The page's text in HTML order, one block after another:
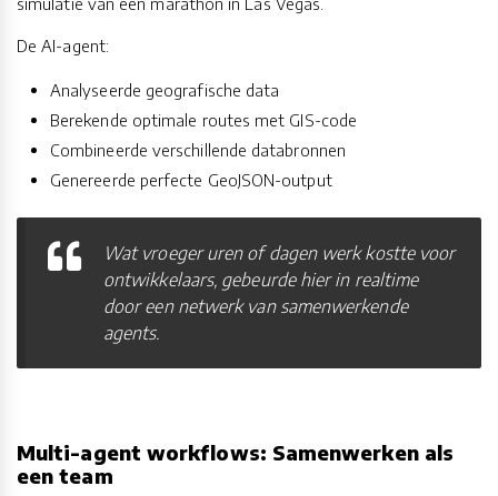
De AI-agent:
Analyseerde geografische data
Berekende optimale routes met GIS-code
Combineerde verschillende databronnen
Genereerde perfecte GeoJSON-output
Wat vroeger uren of dagen werk kostte voor
ontwikkelaars, gebeurde hier in realtime
door een netwerk van samenwerkende
agents.
Multi-agent workflows: Samenwerken als
een team